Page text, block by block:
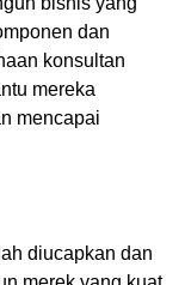
dan
konsultan
mereka
mencapai
diucapkan dan